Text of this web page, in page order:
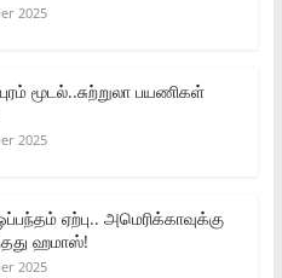
2025
மூடல்..சுற்றுலா பயணிகள்
2025
ஏற்பு.. அமெரிக்காவுக்கு
ஹமாஸ்!
2025